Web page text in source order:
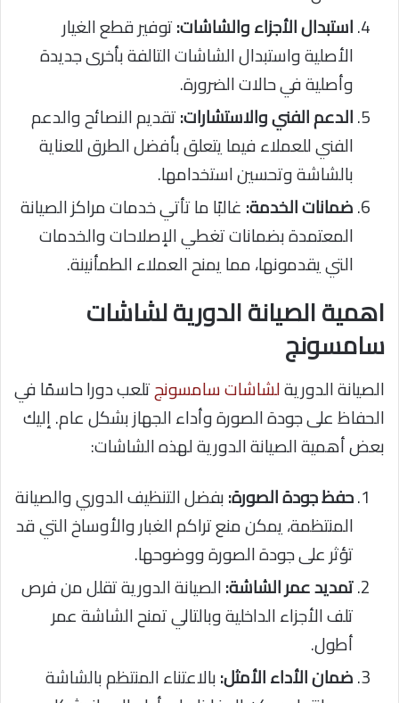
استبدال الأجزاء والشاشات:توفير قطع الغيار
الأصلية واستبدال الشاشات التالفة بأخرى جديدة
وأصلية في حالات الضرورة.
الدعم الفني والاستشارات:تقديم النصائح والدعم
الفني للعملاء فيما يتعلق بأفضل الطرق للعناية
بالشاشة وتحسين استخدامها.
ضمانات الخدمة:غالبًا ما تأتي خدمات مراكز الصيانة
المعتمدة بضمانات تغطي الإصلاحات والخدمات
التي يقدمونها، مما يمنح العملاء الطمأنينة.
اهمية الصيانة الدورية لشاشات
سامسونج
الصيانة الدوريةلشاشات سامسونجتلعب دورا حاسمًا في
الحفاظ على جودة الصورة وأداء الجهاز بشكل عام. إليك
بعض أهمية الصيانة الدورية لهذه الشاشات:
حفظ جودة الصورة:بفضل التنظيف الدوري والصيانة
المنتظمة، يمكن منع تراكم الغبار والأوساخ التي قد
تؤثر على جودة الصورة ووضوحها.
تمديد عمر الشاشة:الصيانة الدورية تقلل من فرص
تلف الأجزاء الداخلية وبالتالي تمنح الشاشة عمر
أطول.
ضمان الأداء الأمثل:بالاعتناء المنتظم بالشاشة